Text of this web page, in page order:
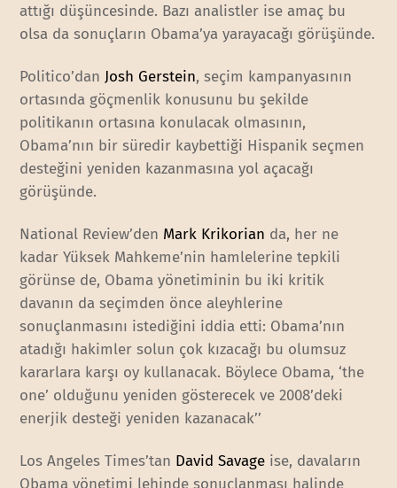
attığı düşüncesinde. Bazı analistler ise amaç bu
olsa da sonuçların Obama’ya yarayacağı görüşünde.
Politico’dan Josh Gerstein, seçim kampanyasının
ortasında göçmenlik konusunu bu şekilde
politikanın ortasına konulacak olmasının,
Obama’nın bir süredir kaybettiği Hispanik seçmen
desteğini yeniden kazanmasına yol açacağı
görüşünde.
National Review’den Mark Krikorian da, her ne
kadar Yüksek Mahkeme’nin hamlelerine tepkili
görünse de, Obama yönetiminin bu iki kritik
davanın da seçimden önce aleyhlerine
sonuçlanmasını istediğini iddia etti: Obama’nın
atadığı hakimler solun çok kızacağı bu olumsuz
kararlara karşı oy kullanacak. Böylece Obama, ‘the
one’ olduğunu yeniden gösterecek ve 2008’deki
enerjik desteği yeniden kazanacak’’
Los Angeles Times’tan David Savage ise, davaların
Obama yönetimi lehinde sonuçlanması halinde